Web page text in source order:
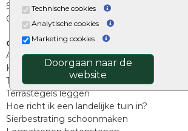
Technische cookies
Analytische cookies
Marketing cookies
Doorgaan naar de
website
Split, grind en zand
Oprit tegels
Overig
Aanbiedingen
Kunstgras
Tuintegels outlet
Terrastegels leggen
Hoe richt ik een landelijke tuin in?
Sierbestrating schoonmaken